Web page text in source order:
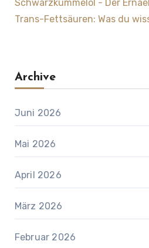
Schwarzkümmelöl - Der
Trans-Fettsäuren: Was du
Archive
Juni 2026
Mai 2026
April 2026
März 2026
Februar 2026